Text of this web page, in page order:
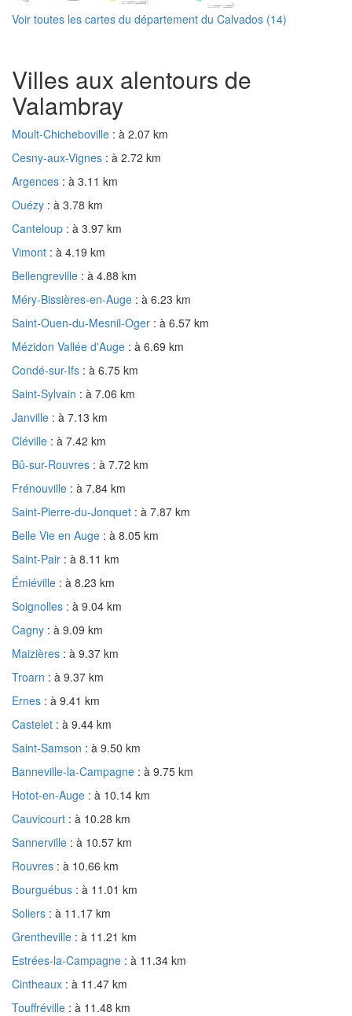
Voir toutes les cartes du département du Calvados (14)
Villes aux alentours de
Valambray
Moult-Chicheboville : à 2.07 km
Cesny-aux-Vignes : à 2.72 km
Argences : à 3.11 km
Ouézy : à 3.78 km
Canteloup : à 3.97 km
Vimont : à 4.19 km
Bellengreville : à 4.88 km
Méry-Bissières-en-Auge : à 6.23 km
Saint-Ouen-du-Mesnil-Oger : à 6.57 km
Mézidon Vallée d'Auge : à 6.69 km
Condé-sur-Ifs : à 6.75 km
Saint-Sylvain : à 7.06 km
Janville : à 7.13 km
Cléville : à 7.42 km
Bû-sur-Rouvres : à 7.72 km
Frénouville : à 7.84 km
Saint-Pierre-du-Jonquet : à 7.87 km
Belle Vie en Auge : à 8.05 km
Saint-Pair : à 8.11 km
Émiéville : à 8.23 km
Soignolles : à 9.04 km
Cagny : à 9.09 km
Maizières : à 9.37 km
Troarn : à 9.37 km
Ernes : à 9.41 km
Castelet : à 9.44 km
Saint-Samson : à 9.50 km
Banneville-la-Campagne : à 9.75 km
Hotot-en-Auge : à 10.14 km
Cauvicourt : à 10.28 km
Sannerville : à 10.57 km
Rouvres : à 10.66 km
Bourguébus : à 11.01 km
Soliers : à 11.17 km
Grentheville : à 11.21 km
Estrées-la-Campagne : à 11.34 km
Cintheaux : à 11.47 km
Touffréville : à 11.48 km